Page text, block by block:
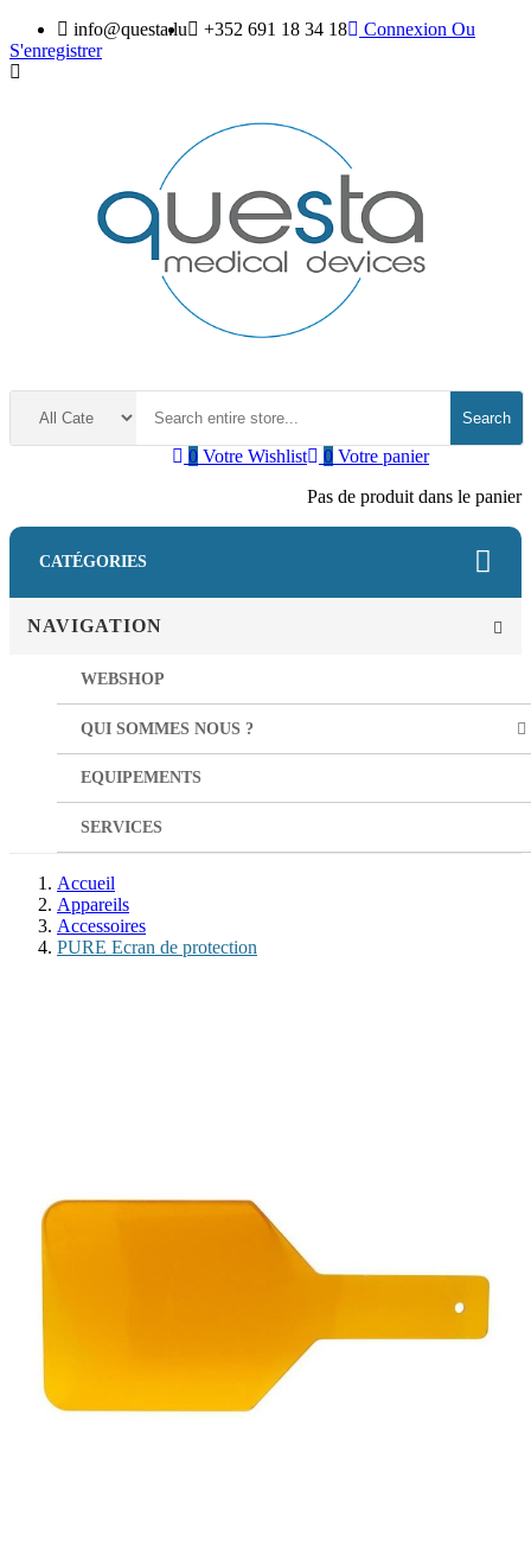
info@questa.lu +352 691 18 34 18 Connexion Ou
S'enregistrer
Search
0 Votre panier
Pas de produit dans le panier
0 Votre Wishlist
CATÉGORIES
NAVIGATION
WEBSHOP
QUI SOMMES NOUS ?
EQUIPEMENTS
SERVICES
Accueil
Appareils
Accessoires
PURE Ecran de protection